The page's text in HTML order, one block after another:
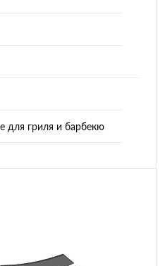
для гриля и барбекю